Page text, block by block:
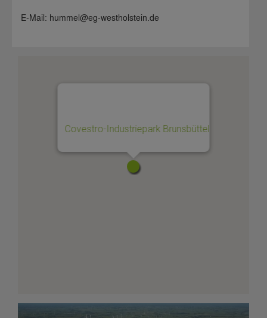
E-Mail: hummel@eg-westholstein.de
Covestro-Industriepark Brunsbüttel